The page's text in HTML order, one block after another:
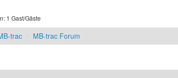
1 Gast/Gäste
trac MB-trac Forum